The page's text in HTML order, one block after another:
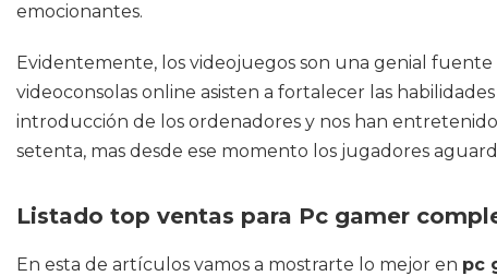
emocionantes.
Evidentemente, los videojuegos son una genial
videoconsolas online asisten a fortalecer las
introducción de los ordenadores y nos han
setenta, mas desde ese momento los jugadores
Listado top ventas para Pc gamer
En esta de artículos vamos a mostrarte lo mejor en pc